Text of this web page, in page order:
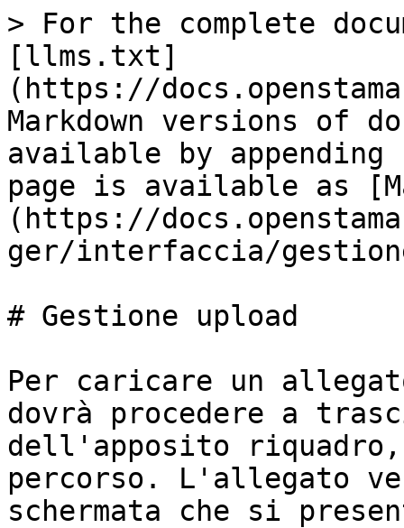
> For the complete
[llms.txt]
(https://
Markdown versions of
available by
page is available as
(https://
ger/interfaccia/
# Gestione upload
Per caricare un
dovrà procedere a
dell'apposito
percorso. L'allegato
schermata che si